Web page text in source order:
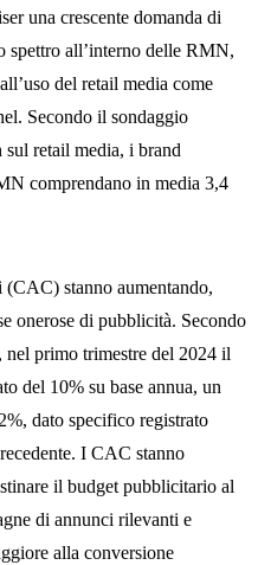
una crescente domanda di
spettro all’interno delle RMN,
del retail media come
Secondo il sondaggio
sul retail media, i brand
comprendano in media 3,4
stanno aumentando,
onerose di pubblicità. Secondo
primo trimestre del 2024 il
del 10% su base annua, un
dato specifico registrato
I CAC stanno
il budget pubblicitario al
di annunci rilevanti e
alla conversione